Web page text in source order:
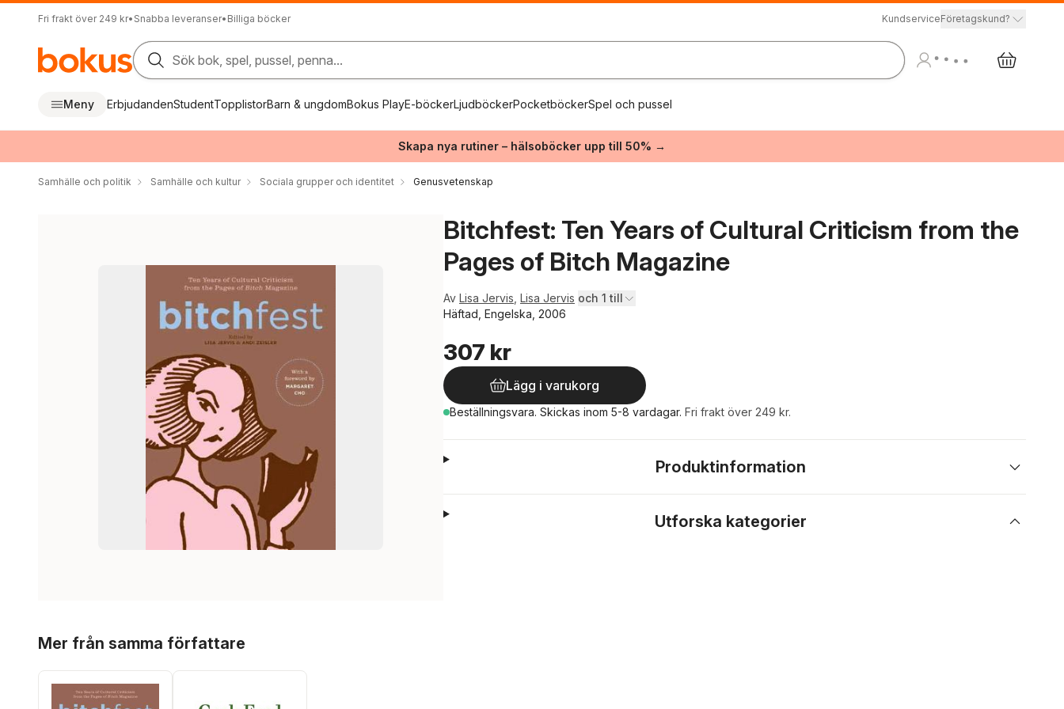
Fri frakt över 249 kr• Snabba leveranser• Billiga böcker KundserviceFöretagskund?
Sök bok, spel, pussel, penna...
Meny ErbjudandenStudentTopplistorBarn & ungdomBokus PlayE-böckerLjudböckerPocketböckerSpel och pussel
Skapa nya rutiner – hälsoböcker upp till 50% →
Samhälle och politik Samhälle och kultur Sociala grupper och identitet Genusvetenskap
Bitchfest: Ten Years of Cultural Criticism from the
Pages of Bitch Magazine
Av Lisa Jervis Lisa Jervis och 1 till
Häftad, Engelska, 2006
307 kr
Lägg i varukorg
Beställningsvara. Skickas inom 5-8 vardagar. Fri frakt över 249 kr.
Produktinformation
Utforska kategorier
Mer från samma författare